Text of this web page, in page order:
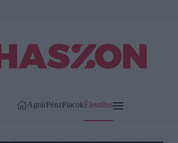
AgrárPénzPiacokÉletstílus